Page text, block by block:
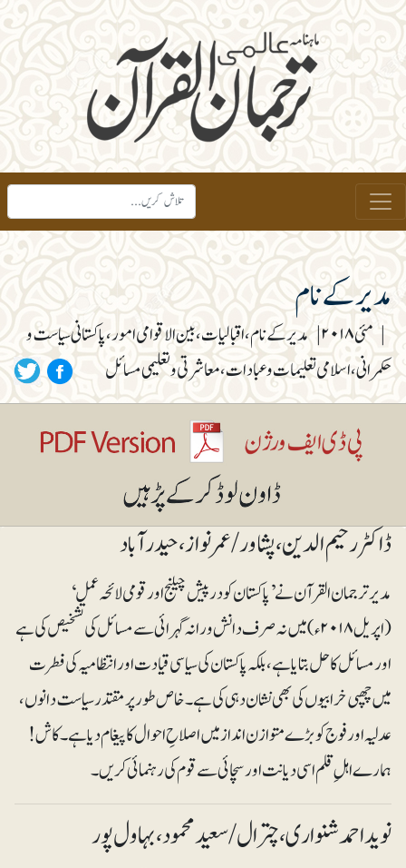
مدیر کے نام
مئی ۲۰۱۸ | مدیر کے نام، اقبالیات، بین الاقوامی امور، پاکستانی سیاست و
حکمرانی، اسلامی تعلیمات و عبادات، معاشرتی و تعلیمی مسائل
ڈاکٹر رحیم الدین ، پشاور/عمرنواز ، حیدرآباد
مدیر ترجمان القرآن نے ’پاکستان کو درپیش چیلنج اور قومی لائحہ عمل‘
(اپریل ۲۰۱۸ء) میں نہ صرف دانش ورانہ گہرائی سے مسائل کی تشخیص کی ہے
اور مسائل کا حل بتایا ہے، بلکہ پاکستان کی سیاسی قیادت اور انتظامیہ کی فطرت
میں چھپی خرابیوں کی بھی نشان دہی کی ہے۔ خاص طور پر مقتدر سیاست دانوں،
عدلیہ اور فوج کو بڑے متوازن انداز میں اصلاحِ احوال کا پیغام دیا ہے۔ کاش!
ہمارے اہلِ قلم اسی دیانت اور سچائی سے قوم کی رہنمائی کریں۔
نوید احمد شنواری ، چترال/سعید محمود ، بہاول پور